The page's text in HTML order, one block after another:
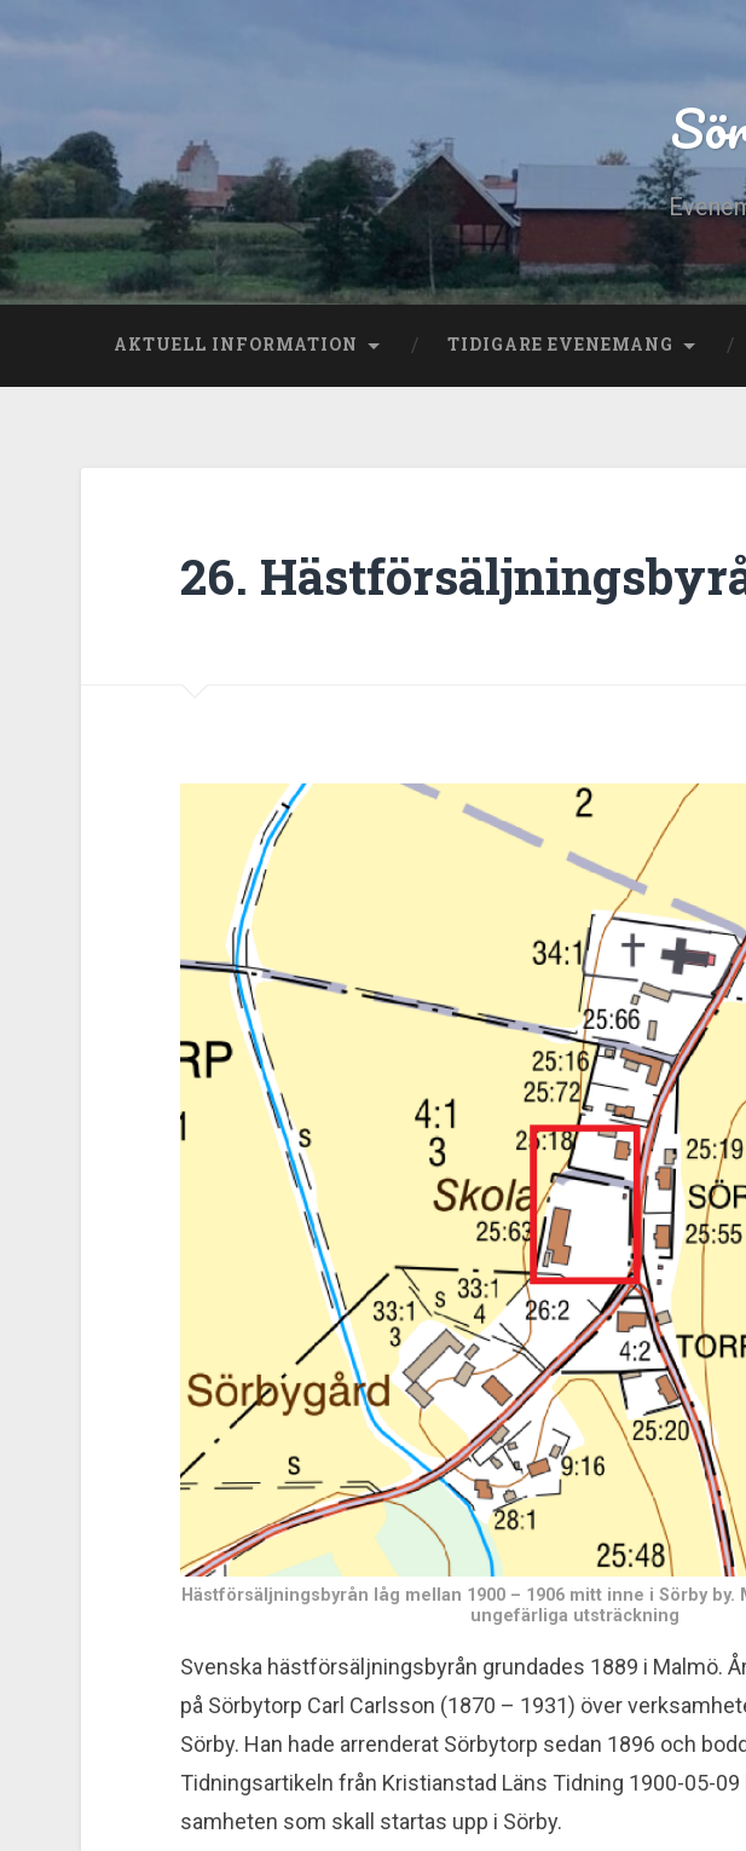
AKTUELL INFORMATION TIDIGARE EVENEMANG
26.
Hästförsäljningsbyrån låg mellan 1900 – 1906 mitt inne i Sörby
ungefärliga utsträckning
Svenska hästförsäljningsbyrån grundades 1889 i Malmö.
på Sörbytorp Carl Carlsson (1870 – 1931) över
Sörby. Han hade arrenderat Sörbytorp sedan 1896 och
Tidningsartikeln från Kristian­stad Läns Tidning 1900-05-
samheten som skall startas upp i Sörby.